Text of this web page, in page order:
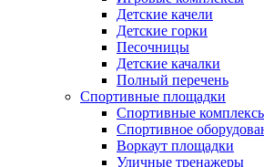
Детские качели
Детские горки
Песочницы
Детские качалки
Полный перечень
Спортивные площадки
Спортивные
Спортивное
Воркаут площадки
Уличные тренажеры